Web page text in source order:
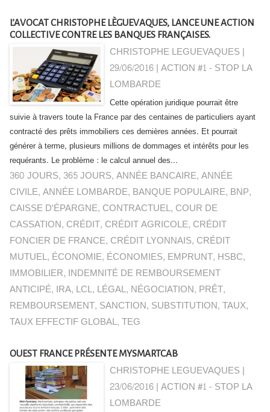
L’AVOCAT CHRISTOPHE LÈGUEVAQUES, LANCE UNE ACTION
COLLECTIVE CONTRE LES BANQUES FRANÇAISES.
CHRISTOPHE LEGUEVAQUES |
29/06/2016|ACTION #1 - STOP LA
LOMBARDE
Cette opération juridique pourrait être
suivie à travers toute la France par des centaines de particuliers ayant
contracté des prêts immobiliers ces dernières années. Et pourrait
générer à terme, plusieurs millions de dommages et intérêts pour les
requérants. Le problème : le calcul annuel des...
360 JOURS, 365 JOURS,ANNÉE BANCAIRE,ANNÉE
CIVILE,ANNÉE LOMBARDE, BANQUE POPULAIRE, BNP,
CAISSE D'ÉPARGNE, CONTRACTUEL, COUR DE
CASSATION, CRÉDIT, CRÉDIT AGRICOLE, CRÉDIT
FONCIER DE FRANCE, CRÉDIT LYONNAIS, CRÉDIT
MUTUEL, ÉCONOMIE, ÉCONOMIES, EMPRUNT, HSBC,
IMMOBILIER, INDEMNITÉ DE REMBOURSEMENT
ANTICIPÉ, IRA, LCL, LÉGAL, NÉGOCIATION, PRÊT,
REMBOURSEMENT, SANCTION, SUBSTITUTION,TAUX,
TAUX EFFECTIF GLOBAL,TEG
OUEST FRANCE PRÉSENTE MYSMARTCAB
CHRISTOPHE LEGUEVAQUES |
23/06/2016|ACTION #1 - STOP LA
LOMBARDE